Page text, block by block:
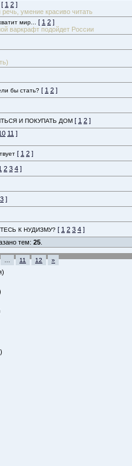
[ 1 2 ]
умение красиво читать
мир... [ 1 2 ]
варкрафт подойдет России
бы стать? [ 1 2 ]
И ПОКУПАТЬ ДОМ [ 1 2 ]
11 ]
[ 1 2 ]
2 3 4 ]
3 ]
К НУДИЗМУ? [ 1 2 3 4 ]
тем: 25
11 12 »